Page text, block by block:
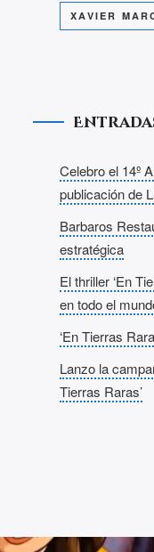
XAVIER
Celebro el 14º
publicación de
Barbaros
estratégica
El thriller ‘En
en todo el
‘En Tierras
Lanzo la
Tierras Raras’